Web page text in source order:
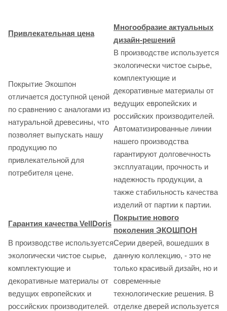
Привлекательная цена
Многообразие актуальных
дизайн-решений
Покрытие Экошпон
отличается доступной ценой
по сравнению с аналогами из
натуральной древесины, что
позволяет выпускать нашу
продукцию по
привлекательной для
потребителя цене.
В производстве используется
экологически чистое сырье,
комплектующие и
декоративные материалы от
ведущих европейских и
российских производителей.
Автоматизированные линии
нашего производства
гарантируют долговечность
эксплуатации, прочность и
надежность продукции, а
также стабильность качества
изделий от партии к партии.
Гарантия качества VellDoris
Покрытие нового
поколения ЭКОШПОН
В производстве используется
экологически чистое сырье,
комплектующие и
декоративные материалы от
ведущих европейских и
российских производителей.
Серии дверей, вошедших в
данную коллекцию, - это не
только красивый дизайн, но и
современные
технологические решения. В
отделке дверей используется